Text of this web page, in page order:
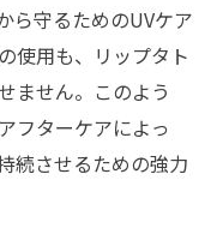
ら守るためのUVケア
使用も、リップタト
ません。このよう
フターケアによっ
続させるための強力